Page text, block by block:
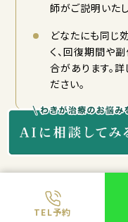
TEL予約
師がご説明いたし
どなたにも同じ
く、回復期間や
合があります。
ださい。
Copyright ©